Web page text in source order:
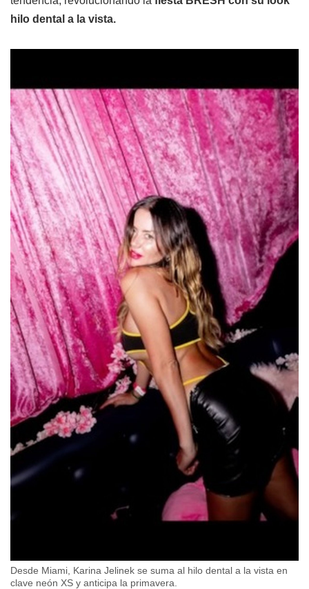
hilo dental a la vista.
Desde Miami, Karina Jelinek se suma al hilo dental a la vista en
clave neón XS y anticipa la primavera.